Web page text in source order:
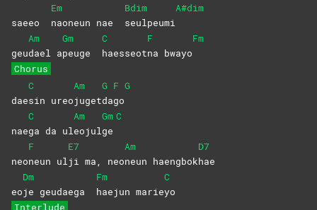
saeeo
Em
naoneun nae
Bdim
seulpeumi
A#dim
geu
Am
dael a
Gm
peuge
C
haesseot
F
na bwayo
Fm
Chorus
dae
C
sin ureo
Am
juget
G
da
F
go
G
nae
C
ga da ul
Am
eojul
Gm
ge
C
neo
F
neun ul
E7
ji ma, neo
Am
neun haengbok
D7
hae
eo
Dm
je geudaega
Fm
haejun marie
C
yo
Interlude